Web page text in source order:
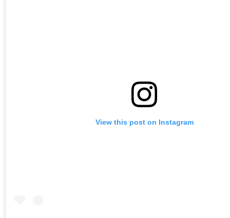
View this post on Instagram